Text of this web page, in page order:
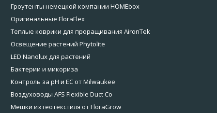
Гроутенты немецкой компании HOMEbox
Оригинальные FloraFlex
Теплые коврики для проращивания AironTek
Освещение растений Phytolite
LED Nanolux для растений
Бактерии и микориза
Контроль за pH и EC от Milwaukee
Воздуховоды AFS Flexible Duct Co
Мешки из геотекстиля от FloraGrow